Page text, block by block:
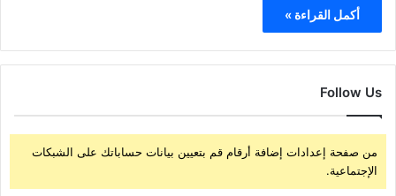
أكمل القراءة »
Follow Us
من صفحة إعدادات إضافة أرقام قم بتعيين بيانات حساباتك على الشبكات
الإجتماعية.